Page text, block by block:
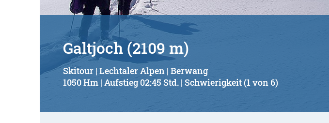
Galtjoch (2109 m)
Skitour | Lechtaler Alpen | Berwang
1050 Hm | Aufstieg 02:45 Std. | Schwierigkeit (1 von 6)